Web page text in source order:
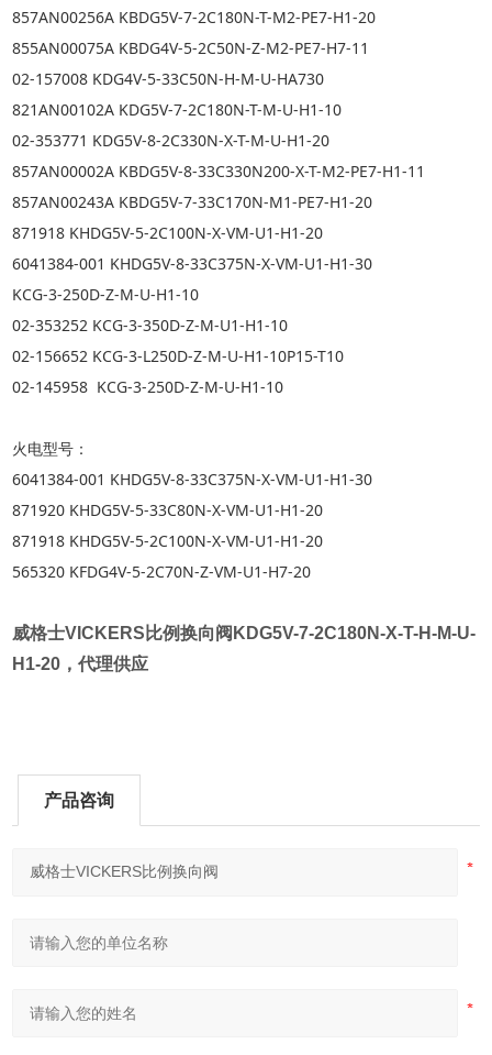
857AN00256A KBDG5V-7-2C180N-T-M2-PE7-H1-20
855AN00075A KBDG4V-5-2C50N-Z-M2-PE7-H7-11
02-157008 KDG4V-5-33C50N-H-M-U-HA730
821AN00102A KDG5V-7-2C180N-T-M-U-H1-10
02-353771 KDG5V-8-2C330N-X-T-M-U-H1-20
857AN00002A KBDG5V-8-33C330N200-X-T-M2-PE7-H1-11
857AN00243A KBDG5V-7-33C170N-M1-PE7-H1-20
871918 KHDG5V-5-2C100N-X-VM-U1-H1-20
6041384-001 KHDG5V-8-33C375N-X-VM-U1-H1-30
KCG-3-250D-Z-M-U-H1-10
02-353252 KCG-3-350D-Z-M-U1-H1-10
02-156652 KCG-3-L250D-Z-M-U-H1-10P15-T10
02-145958 KCG-3-250D-Z-M-U-H1-10
火电型号：
6041384-001 KHDG5V-8-33C375N-X-VM-U1-H1-30
871920 KHDG5V-5-33C80N-X-VM-U1-H1-20
871918 KHDG5V-5-2C100N-X-VM-U1-H1-20
565320 KFDG4V-5-2C70N-Z-VM-U1-H7-20
威格士VICKERS比例换向阀 KDG5V-7-2C180N-X-T-H-M-U-
H1-20，代理供应
产品咨询